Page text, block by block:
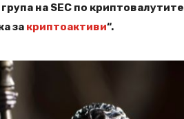
на SEC по криптовалутите
за криптоактиви“.